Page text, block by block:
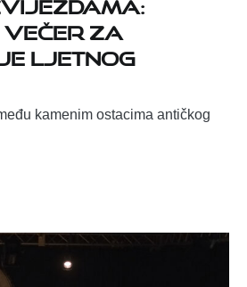
za
ljetnog
kamenim ostacima antičkog